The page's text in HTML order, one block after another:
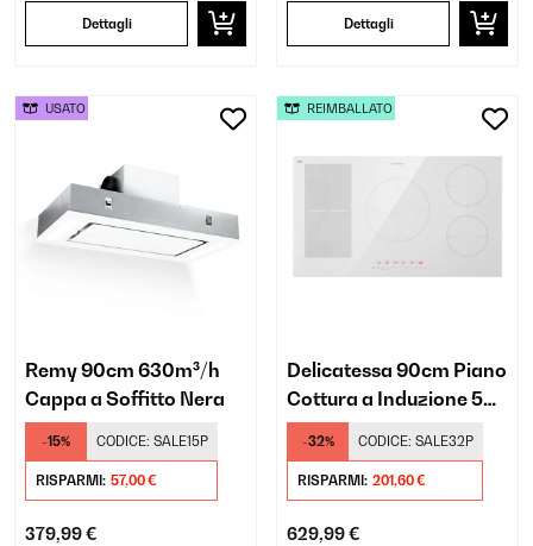
Dettagli Dettagli
Remy 90cm 630m³/h
Cappa a Soffitto Nera
-15% CODICE: SALE15P
RISPARMI: 57,00 €
379,99 €
USATO
Delicatessa 90cm Piano
Cottura a Induzione 5
Fuochi Bianco
-32% CODICE: SALE32P
RISPARMI: 201,60 €
629,99 €
REIMBALLATO